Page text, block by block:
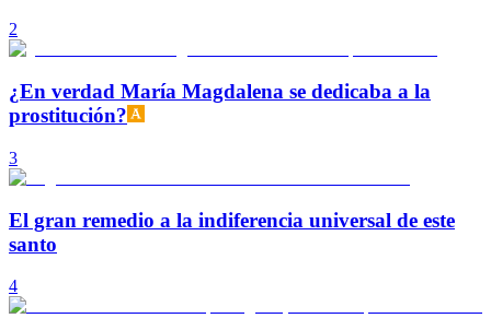
2
¿En verdad María Magdalena se dedicaba a la
prostitución?
3
El gran remedio a la indiferencia universal de este
santo
4